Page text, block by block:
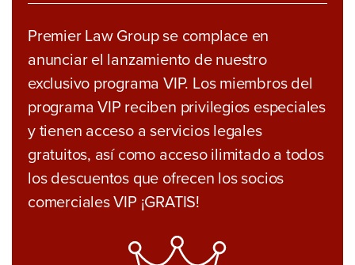
Premier Law Group se complace en
anunciar el lanzamiento de nuestro
exclusivo programa VIP. Los miembros del
programa VIP reciben privilegios especiales
y tienen acceso a servicios legales
gratuitos, así como acceso ilimitado a todos
los descuentos que ofrecen los socios
comerciales VIP ¡GRATIS!